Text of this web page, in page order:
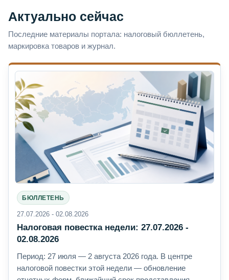
Актуально сейчас
Последние материалы портала: налоговый бюллетень,
маркировка товаров и журнал.
БЮЛЛЕТЕНЬ
27.07.2026 - 02.08.2026
Налоговая повестка недели: 27.07.2026 -
02.08.2026
Период: 27 июля — 2 августа 2026 года. В центре
налоговой повестки этой недели — обновление